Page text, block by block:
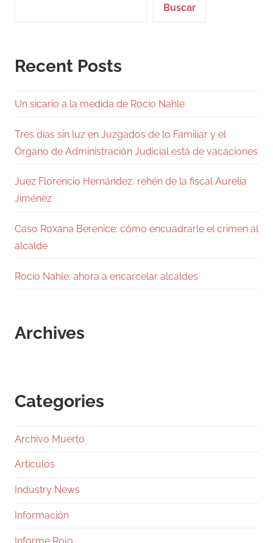
Buscar
Recent Posts
Un sicario a la medida de Rocío Nahle
Tres días sin luz en Juzgados de lo Familiar y el
Órgano de Administración Judicial está de vacaciones
Juez Florencio Hernández, rehén de la fiscal Aurelia
Jiménez
Caso Roxana Berenice: cómo encuadrarle el crimen al
alcalde
Rocío Nahle: ahora a encarcelar alcaldes
Archives
Categories
Archivo Muerto
Artículos
Industry News
Información